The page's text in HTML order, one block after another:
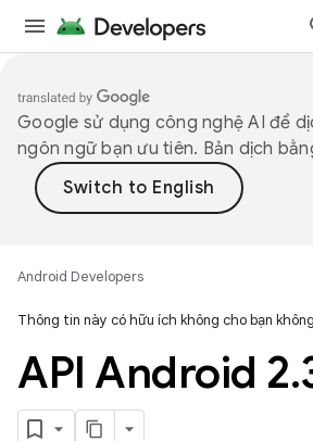
Google sử dụng công nghệ AI để
ngôn ngữ bạn ưu tiên. Bản dịch
Android Developers
Thông tin này có hữu ích không cho bạn
API Android 2.